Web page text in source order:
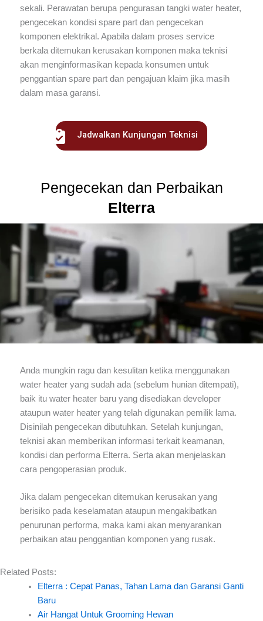
sekali. Perawatan berupa pengurasan tangki water heater,
pengecekan kondisi spare part dan pengecekan
komponen elektrikal. Apabila dalam proses service
berkala ditemukan kerusakan komponen maka teknisi
akan menginformasikan kepada konsumen untuk
penggantian spare part dan pengajuan klaim jika masih
dalam masa garansi.
Jadwalkan Kunjungan Teknisi
Pengecekan dan Perbaikan
Elterra
Anda mungkin ragu dan kesulitan ketika menggunakan
water heater yang sudah ada (sebelum hunian ditempati),
baik itu water heater baru yang disediakan developer
ataupun water heater yang telah digunakan pemilik lama.
Disinilah pengecekan dibutuhkan. Setelah kunjungan,
teknisi akan memberikan informasi terkait keamanan,
kondisi dan performa Elterra. Serta akan menjelaskan
cara pengoperasian produk.
Jika dalam pengecekan ditemukan kerusakan yang
berisiko pada keselamatan ataupun mengakibatkan
penurunan performa, maka kami akan menyarankan
perbaikan atau penggantian komponen yang rusak.
Related Posts:
Elterra : Cepat Panas, Tahan Lama dan Garansi Ganti
Baru
Air Hangat Untuk Grooming Hewan